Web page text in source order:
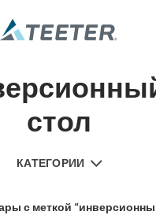
стол
КАТЕГОРИИ
с меткой